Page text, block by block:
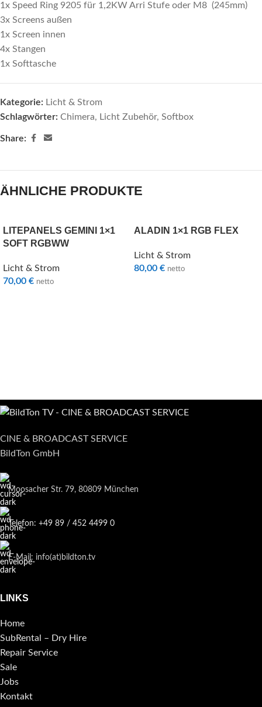
1x Speed Ring 9205 für 1,2KW Arri Stufe oder M8 (245mm)
3x Screens außen
1x Screen innen
4x Stangen
1x Softtasche
Kategorie: Licht & Strom
Schlagwörter: Chimera, Licht Zubehör, Softbox
Share:
ÄHNLICHE PRODUKTE
LITEPANELS GEMINI 1×1
SOFT RGBWW
Licht & Strom
70,00 € netto
ALADIN 1×1 RGB FLEX
Licht & Strom
80,00 € netto
CINE & BROADCAST SERVICE
BildTon GmbH
Moosacher Str. 79, 80809 München
Telefon: +49 89 / 452 4499 0
E-Mail: info(at)bildton.tv
LINKS
Home
SubRental – Dry Hire
Repair Service
Sale
Jobs
Kontakt